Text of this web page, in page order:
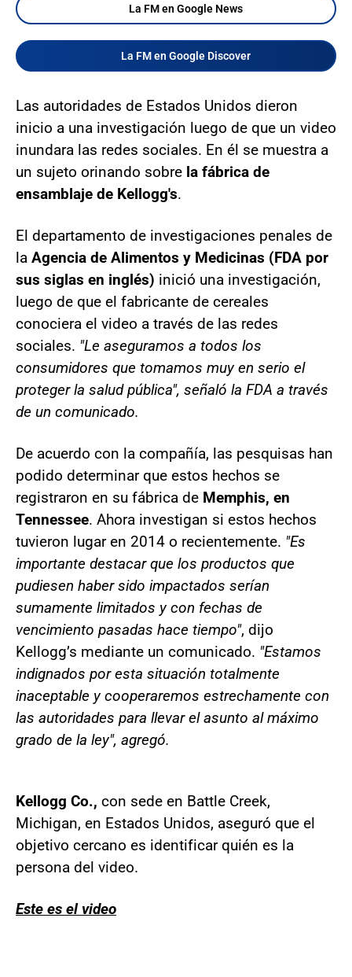
La FM en Google News
La FM en Google Discover
Las autoridades de Estados Unidos dieron
inicio a una investigación luego de que un video
inundara las redes sociales. En él se muestra a
un sujeto orinando sobre la fábrica de
ensamblaje de Kellogg's.
El departamento de investigaciones penales de
la Agencia de Alimentos y Medicinas (FDA por
sus siglas en inglés) inició una investigación,
luego de que el fabricante de cereales
conociera el video a través de las redes
sociales. "Le aseguramos a todos los
consumidores que tomamos muy en serio el
proteger la salud pública", señaló la FDA a través
de un comunicado.
De acuerdo con la compañía, las pesquisas han
podido determinar que estos hechos se
registraron en su fábrica de Memphis, en
Tennessee. Ahora investigan si estos hechos
tuvieron lugar en 2014 o recientemente. "Es
importante destacar que los productos que
pudiesen haber sido impactados serían
sumamente limitados y con fechas de
vencimiento pasadas hace tiempo", dijo
Kellogg’s mediante un comunicado. "Estamos
indignados por esta situación totalmente
inaceptable y cooperaremos estrechamente con
las autoridades para llevar el asunto al máximo
grado de la ley", agregó.
Kellogg Co., con sede en Battle Creek,
Michigan, en Estados Unidos, aseguró que el
objetivo cercano es identificar quién es la
persona del video.
Este es el video